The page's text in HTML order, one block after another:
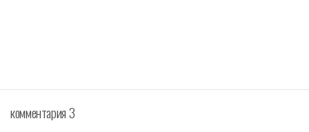
комментария 3